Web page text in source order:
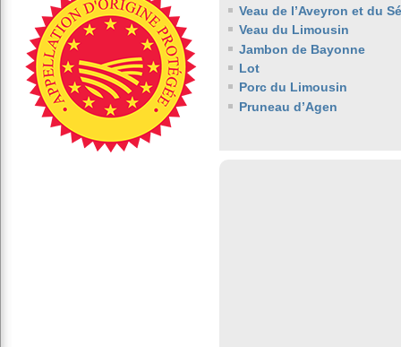
Veau de l’Aveyron et du
Veau du Limousin
Jambon de Bayonne
Lot
Porc du Limousin
Pruneau d’Agen